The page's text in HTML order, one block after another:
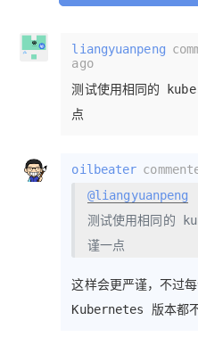
liangyuanpeng
ago
测试使用相同的
点
oilbeater
@liangyuanpeng
测试使用相同的
谨一点
这样会更严谨，不过
Kubernetes 版本都